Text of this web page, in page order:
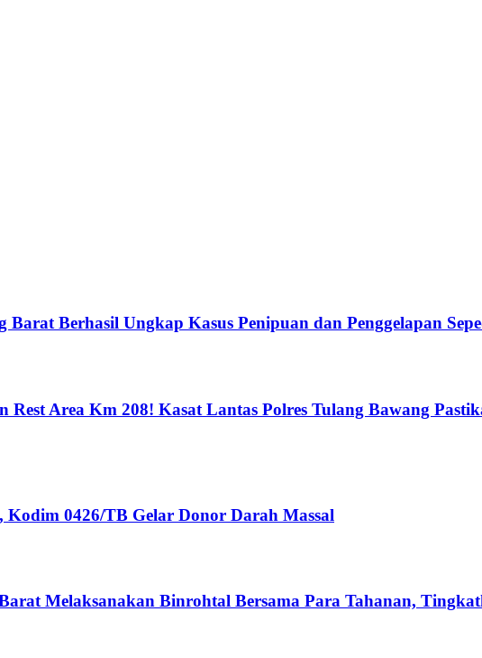
Barat Berhasil Ungkap Kasus Penipuan dan Penggelapan
Rest Area Km 208! Kasat Lantas Polres Tulang Bawang
0426/TB Gelar Donor Darah Massal
Melaksanakan Binrohtal Bersama Para Tahanan,